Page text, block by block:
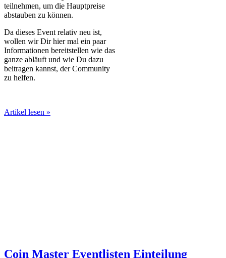
teilnehmen, um die Hauptpreise
abstauben zu können.
Da dieses Event relativ neu ist,
wollen wir Dir hier mal ein paar
Informationen bereitstellen wie das
ganze abläuft und wie Du dazu
beitragen kannst, der Community
zu helfen.
Artikel lesen »
Coin Master Eventlisten Einteilung